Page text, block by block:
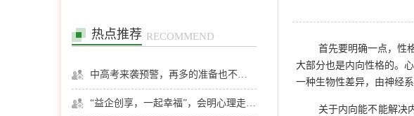
热点推荐 RECOMMEND
中高考来袭预警，再多的准备也不嫌多，这一份考生福利等你来拿
“益企创享，一起幸福”，会明心理走进社区公益，与居民一起让社区更美好
首先要明确一点，性
大部分也是内向性格的。
一种生物性差异，由神经系
关于内向能不能解决